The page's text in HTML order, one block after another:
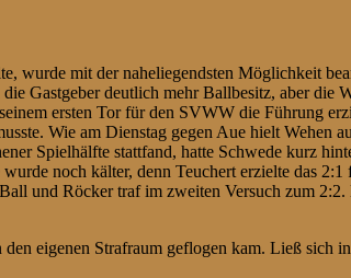
wurde mit der naheliegendsten Möglichkeit
Gastgeber deutlich mehr Ballbesitz, aber
ersten Tor für den SVWW die Führung
Wie am Dienstag gegen Aue hielt Wehen
Spielhälfte stattfand, hatte Schwede kurz
noch kälter, denn Teuchert erzielte das
und Röcker traf im zweiten Versuch zum
eigenen Strafraum geflogen kam. Ließ sich